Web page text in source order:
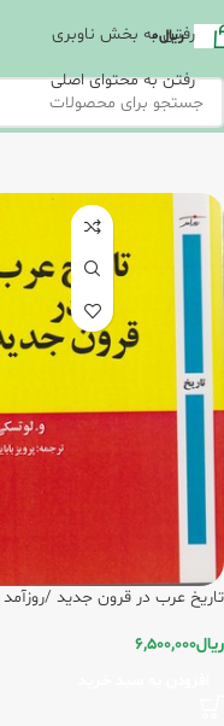
رفتن به بخش ناوبری
رفتن به محتوای اصلی
ریال0
تاریخ عرب در قرون جدید /روزآمد
ریال6,500,000